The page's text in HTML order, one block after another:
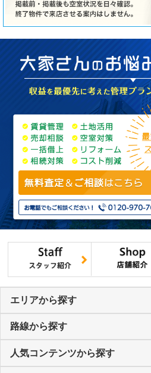
エリアから探す
路線から探す
人気コンテンツから探す